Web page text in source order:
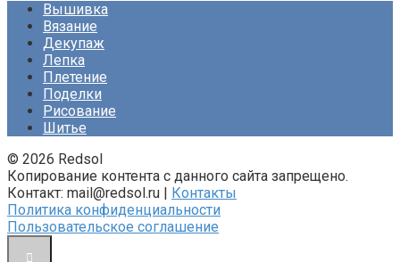
Вышивка
Вязание
Декупаж
Лепка
Плетение
Поделки
Рисование
Шитье
© 2026 Redsol
Копирование контента с данного сайта запрещено.
Контакт: mail@redsol.ru |
Контакты
Политика конфиденциальности
Пользовательское соглашение